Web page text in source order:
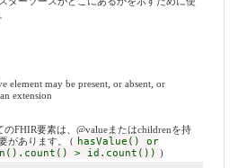
element may be present, or absent, or
extension
のFHIR要素は、@valueまたはchildrenを持
があります。 ( hasValue() or
> id.count()) )